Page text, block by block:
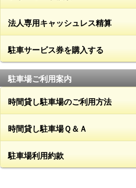
法人専用キャッシュレス精算
駐車サービス券を購入する
駐車場ご利用案内
時間貸し駐車場のご利用方法
時間貸し駐車場Ｑ＆Ａ
駐車場利用約款